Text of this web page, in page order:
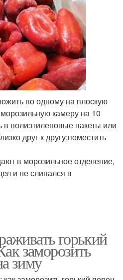
по одному на плоскую
камеру на 10
полиэтиленовые пакеты или
друг к другу;поместить
в морозильное отделение,
и не слипался в
горький
заморозить
зиму